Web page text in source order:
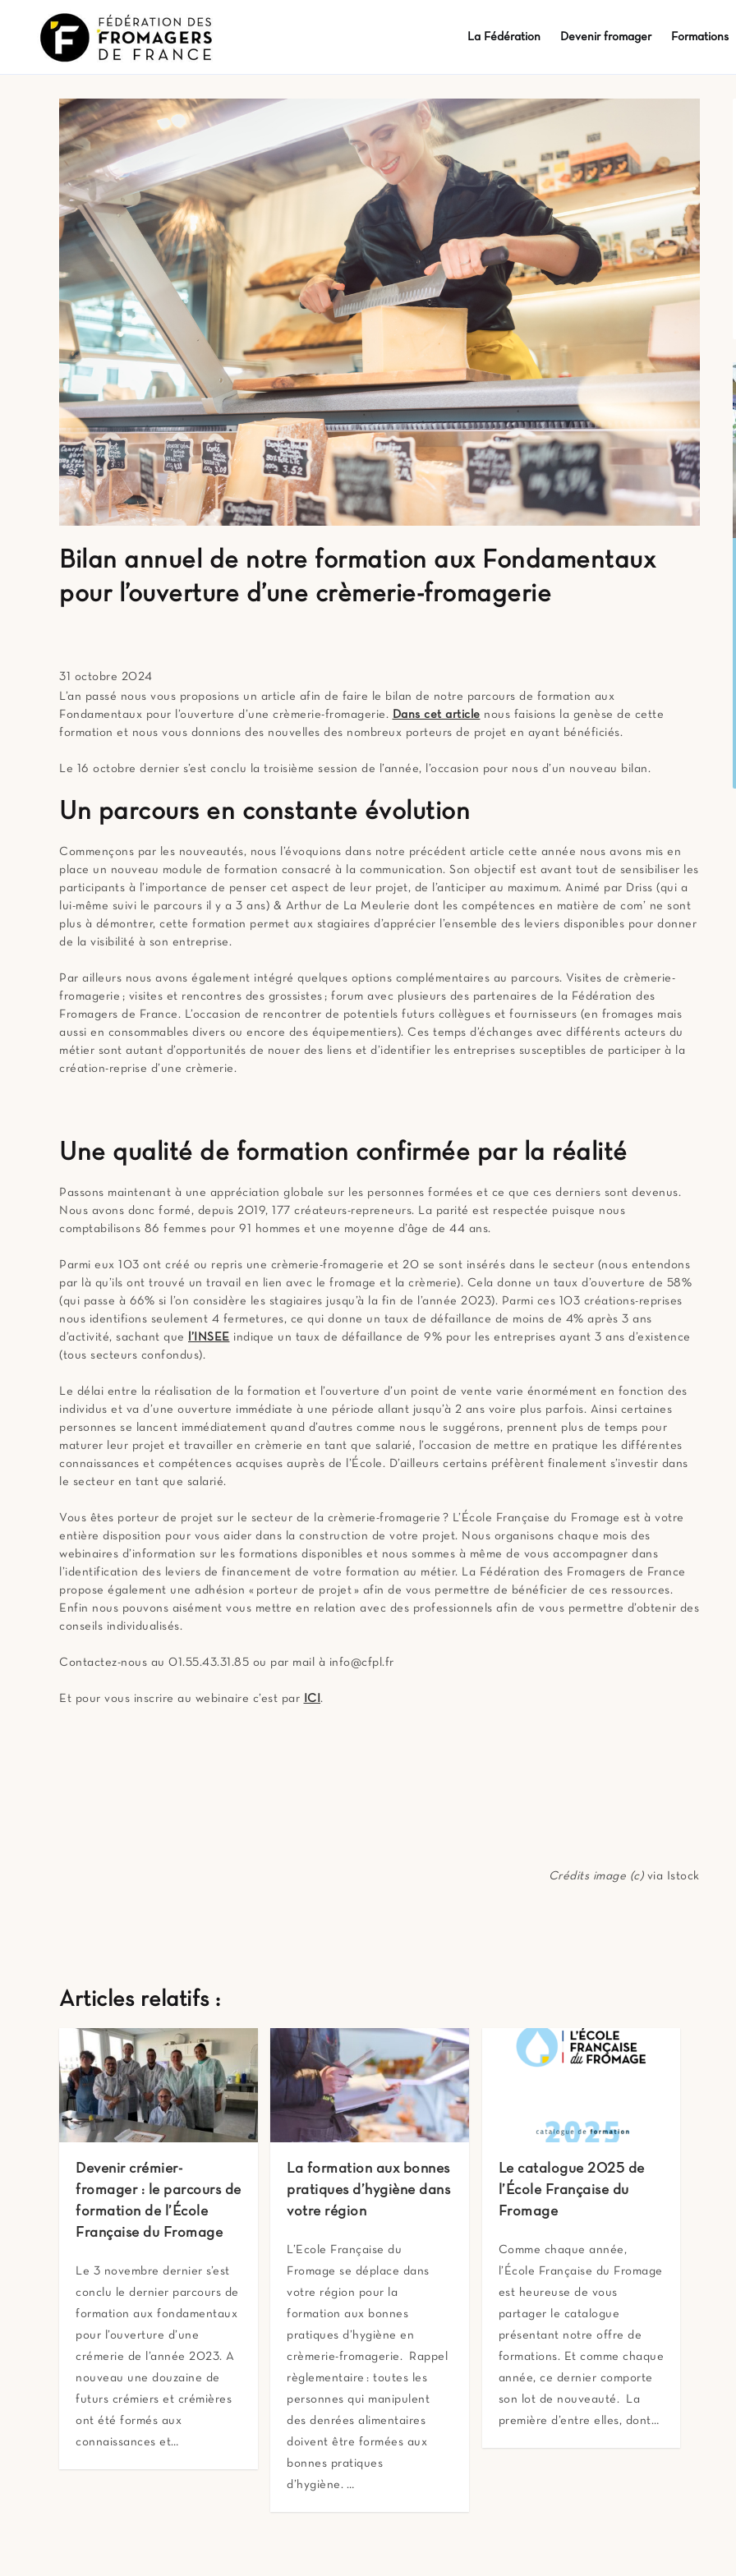
La Fédération Devenir fromager Formations
Bilan annuel de notre formation aux Fondamentaux
pour l’ouverture d’une crèmerie-fromagerie
31 octobre 2024
L’an passé nous vous proposions un article afin de faire le bilan de notre parcours de formation aux
Fondamentaux pour l’ouverture d’une crèmerie-fromagerie. Dans cet article nous faisions la genèse de cette
formation et nous vous donnions des nouvelles des nombreux porteurs de projet en ayant bénéficiés.
Le 16 octobre dernier s’est conclu la troisième session de l’année, l’occasion pour nous d’un nouveau bilan.
Un parcours en constante évolution
Commençons par les nouveautés, nous l’évoquions dans notre précédent article cette année nous avons mis en
place un nouveau module de formation consacré à la communication. Son objectif est avant tout de sensibiliser les
participants à l’importance de penser cet aspect de leur projet, de l’anticiper au maximum. Animé par Driss (qui a
lui-même suivi le parcours il y a 3 ans) & Arthur de La Meulerie dont les compétences en matière de com’ ne sont
plus à démontrer, cette formation permet aux stagiaires d’apprécier l’ensemble des leviers disponibles pour donner
de la visibilité à son entreprise.
Par ailleurs nous avons également intégré quelques options complémentaires au parcours. Visites de crèmerie-
fromagerie ; visites et rencontres des grossistes ; forum avec plusieurs des partenaires de la Fédération des
Fromagers de France. L’occasion de rencontrer de potentiels futurs collègues et fournisseurs (en fromages mais
aussi en consommables divers ou encore des équipementiers). Ces temps d’échanges avec différents acteurs du
métier sont autant d’opportunités de nouer des liens et d’identifier les entreprises susceptibles de participer à la
création-reprise d’une crèmerie.
Une qualité de formation confirmée par la réalité
Passons maintenant à une appréciation globale sur les personnes formées et ce que ces derniers sont devenus.
Nous avons donc formé, depuis 2019, 177 créateurs-repreneurs. La parité est respectée puisque nous
comptabilisons 86 femmes pour 91 hommes et une moyenne d’âge de 44 ans.
Parmi eux 103 ont créé ou repris une crèmerie-fromagerie et 20 se sont insérés dans le secteur (nous entendons
par là qu’ils ont trouvé un travail en lien avec le fromage et la crèmerie). Cela donne un taux d’ouverture de 58%
(qui passe à 66% si l’on considère les stagiaires jusqu’à la fin de l’année 2023). Parmi ces 103 créations-reprises
nous identifions seulement 4 fermetures, ce qui donne un taux de défaillance de moins de 4% après 3 ans
d’activité, sachant que
l’INSEE indique un taux de défaillance de 9% pour les entreprises ayant 3 ans d’existence
(tous secteurs confondus).
Le délai entre la réalisation de la formation et l’ouverture d’un point de vente varie énormément en fonction des
individus et va d’une ouverture immédiate à une période allant jusqu’à 2 ans voire plus parfois. Ainsi certaines
personnes se lancent immédiatement quand d’autres comme nous le suggérons, prennent plus de temps pour
maturer leur projet et travailler en crèmerie en tant que salarié, l’occasion de mettre en pratique les différentes
connaissances et compétences acquises auprès de l’École. D’ailleurs certains préfèrent finalement s’investir dans
le secteur en tant que salarié.
Vous êtes porteur de projet sur le secteur de la crèmerie-fromagerie ? L’École Française du Fromage est à votre
entière disposition pour vous aider dans la construction de votre projet. Nous organisons chaque mois des
webinaires d’information sur les formations disponibles et nous sommes à même de vous accompagner dans
l’identification des leviers de financement de votre formation au métier. La Fédération des Fromagers de France
propose également une adhésion « porteur de projet » afin de vous permettre de bénéficier de ces ressources.
Enfin nous pouvons aisément vous mettre en relation avec des professionnels afin de vous permettre d’obtenir des
conseils individualisés.
Contactez-nous au 01.55.43.31.85 ou par mail à info@cfpl.fr
Et pour vous inscrire au webinaire c’est par ICI .
Crédits image (c) via Istock
Articles relatifs :
Devenir crémier-
fromager : le parcours de
formation de l’École
Française du Fromage
Le 3 novembre dernier s’est
conclu le dernier parcours de
formation aux fondamentaux
pour l’ouverture d’une
crémerie de l’année 2023. A
nouveau une douzaine de
futurs crémiers et crémières
ont été formés aux
connaissances et…
La formation aux bonnes
pratiques d’hygiène dans
votre région
L’Ecole Française du
Fromage se déplace dans
votre région pour la
formation aux bonnes
pratiques d’hygiène en
crèmerie-fromagerie. Rappel
règlementaire : toutes les
personnes qui manipulent
des denrées alimentaires
doivent être formées aux
bonnes pratiques
d’hygiène. …
Le catalogue 2025 de
l’École Française du
Fromage
Comme chaque année,
l’École Française du Fromage
est heureuse de vous
partager le catalogue
présentant notre offre de
formations. Et comme chaque
année, ce dernier comporte
son lot de nouveauté. La
première d’entre elles, dont…